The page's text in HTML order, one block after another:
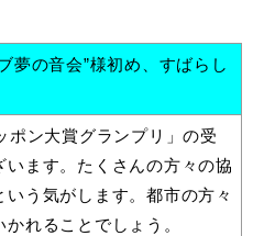
ーツ
夢の音会”様初め、すばらし
ン大賞グランプリ」の受
ます。たくさんの方々の協
う気がします。都市の方々
れることでしょう。